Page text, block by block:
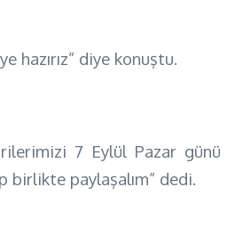
hazırız” diye konuştu.
7 Eylül Pazar günü
birlikte paylaşalım” dedi.